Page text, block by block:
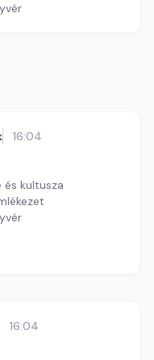
16:04
kultusza
16:04